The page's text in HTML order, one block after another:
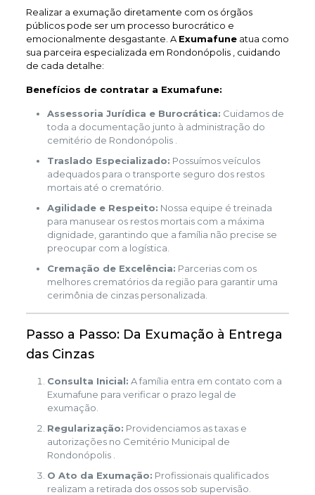
Realizar a exumação diretamente com os órgãos
públicos pode ser um processo burocrático e
emocionalmente desgastante. A Exumafuneatua como
sua parceira especializada em Rondonópolis , cuidando
de cada detalhe:
Benefícios de contratar a Exumafune:
Assessoria Jurídica e Burocrática: Cuidamos de
toda a documentação junto à administração do
cemitério de Rondonópolis .
Traslado Especializado: Possuímos veículos
adequados para o transporte seguro dos restos
mortais até o crematório.
Agilidade e Respeito: Nossa equipe é treinada
para manusear os restos mortais com a máxima
dignidade, garantindo que a família não precise se
preocupar com a logística.
Cremação de Excelência: Parcerias com os
melhores crematórios da região para garantir uma
cerimônia de cinzas personalizada.
Passo a Passo: Da Exumação à Entrega
das Cinzas
Consulta Inicial: A família entra em contato com a
Exumafune para verificar o prazo legal de
exumação.
Regularização: Providenciamos as taxas e
autorizações no Cemitério Municipal de
Rondonópolis .
O Ato da Exumação: Profissionais qualificados
realizam a retirada dos ossos sob supervisão.